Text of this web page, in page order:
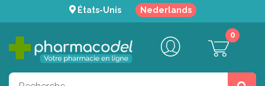
États-Unis Nederlands
0